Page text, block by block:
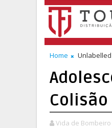
Home Unlabelled
Vida de Bombeiro